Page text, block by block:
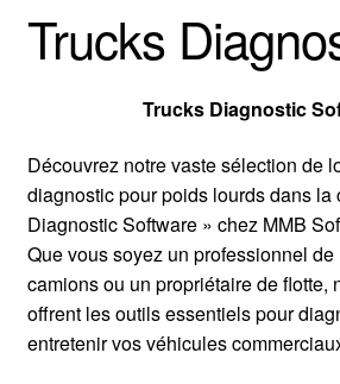
CODE RADIO
MON COMPTE
PANIER
CONTACT
Mentions Légales
Trucks
Trucks Diagnostic
Découvrez notre vaste sélection de
diagnostic pour poids lourds dans la
Diagnostic Software » chez MMB
Que vous soyez un professionnel
camions ou un propriétaire de flotte,
offrent les outils essentiels pour
entretenir vos véhicules